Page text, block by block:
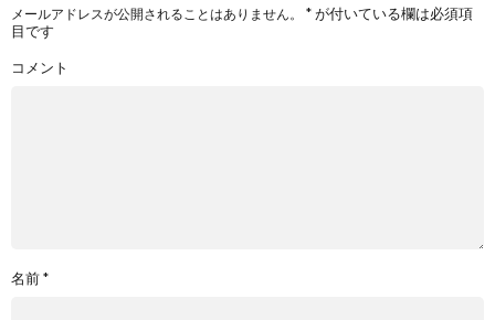
メールアドレスが公開されることはありません。 *が付いている欄は必須項
目です
コメント
名前*